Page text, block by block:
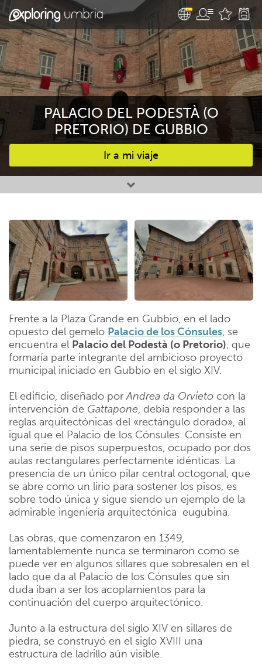
PALACIO DEL PODESTÀ (O
PRETORIO) DE GUBBIO
Ir a mi viaje
Favourites
Frente a la Plaza Grande en Gubbio, en el lado
opuesto del gemelo Palacio de los Cónsules, se
encuentra el Palacio del Podestà (o Pretorio), que
formaría parte integrante del ambicioso proyecto
municipal iniciado en Gubbio en el siglo XIV.
El edificio, diseñado porAndrea da Orvieto con la
intervención de Gattapone, debía responder a las
reglas arquitectónicas del «rectángulo dorado», al
igual que el Palacio de los Cónsules. Consiste en
una serie de pisos superpuestos, ocupado por dos
aulas rectangulares perfectamente idénticas. La
presencia de un único pilar central octogonal, que
se abre como un lirio para sostener los pisos, es
sobre todo única y sigue siendo un ejemplo de la
admirable ingeniería arquitectónica eugubina.
Las obras, que comenzaron en 1349,
lamentablemente nunca se terminaron como se
puede ver en algunos sillares que sobresalen en el
lado que da al Palacio de los Cónsules que sin
duda iban a ser los acoplamientos para la
continuación del cuerpo arquitectónico.
Junto a la estructura del siglo XIV en sillares de
piedra, se construyó en el siglo XVIII una
estructura de ladrillo aún visible.